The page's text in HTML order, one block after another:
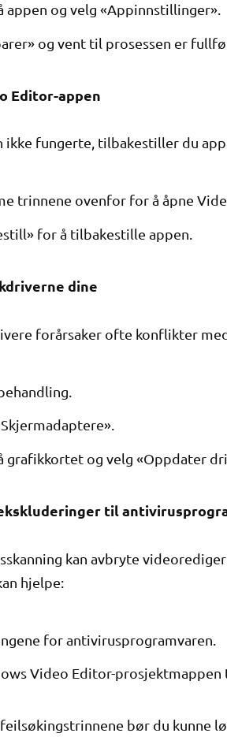
appen og velg «Appinnstillinger».
og vent til prosessen er
Editor-appen
ikke fungerte, tilbakestiller du
trinnene ovenfor for å åpne
for å tilbakestille appen.
dine
forårsaker ofte konflikter
grafikkortet og velg «Oppdater
til
kan avbryte
hjelpe:
for antivirusprogramvaren.
Video Editor-
bør du kunne